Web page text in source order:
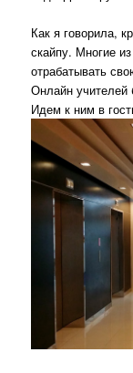
Как я говорила,
скайпу. Многие
отрабатывать
Онлайн учителей
Идем к ним в